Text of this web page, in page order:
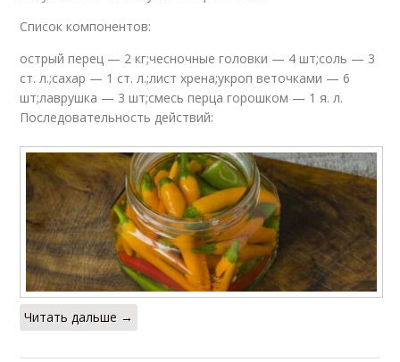
Список компонентов:
острый перец — 2 кг;чесночные головки — 4 шт;соль — 3
ст. л.;сахар — 1 ст. л.;лист хрена;укроп веточками — 6
шт;лаврушка — 3 шт;смесь перца горошком — 1 я. л.
Последовательность действий:
Читать дальше →